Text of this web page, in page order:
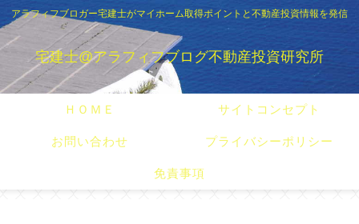
アラフィフブロガー宅建士がマイホーム取得ポイントと不動産投資情報を発信
宅建士@アラフィフブログ不動産投資研究所
ＨＯＭＥ サイトコンセプト
お問い合わせ プライバシーポリシー
免責事項